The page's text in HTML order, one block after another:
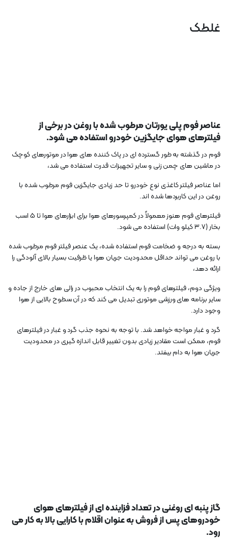
غلطک
عناصر فوم پلی یورتان مرطوب شده با روغن در برخی از
فیلترهای هوای جایگزین خودرو استفاده می شود.
فوم در گذشته به طور گسترده ای در پاک کننده های هوا در موتورهای کوچک
در ماشین های چمن زنی و سایر تجهیزات قدرت استفاده می شد،
اما عناصر فیلتر کاغذی نوع خودرو تا حد زیادی جایگزین فوم مرطوب شده با
روغن در این کاربردها شده اند.
فیلترهای فوم هنوز معمولاً در کمپرسورهای هوا برای ابزارهای هوا تا 5 اسب
بخار (3.7 کیلو وات) استفاده می شود.
بسته به درجه و ضخامت فوم استفاده شده، یک عنصر فیلتر فوم مرطوب شده
با روغن می تواند حداقل محدودیت جریان هوا یا ظرفیت بسیار بالای آلودگی را
ارائه دهد،
ویژگی دوم، فیلترهای فوم را به یک انتخاب محبوب در رالی های خارج از جاده و
سایر برنامه های ورزشی موتوری تبدیل می کند که در آن سطوح بالایی از هوا
وجود دارد.
گرد و غبار مواجه خواهد شد. با توجه به نحوه جذب گرد و غبار در فیلترهای
فوم، ممکن است مقادیر زیادی بدون تغییر قابل اندازه گیری در محدودیت
جریان هوا به دام بیفتد.
گاز پنبه ای روغنی در تعداد فزاینده ای از فیلترهای هوای
خودروهای پس از فروش به عنوان اقلام با کارایی بالا به کار می
رود.